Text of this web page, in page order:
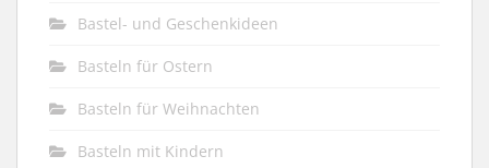
Bastel- und Geschenkideen
Basteln für Ostern
Basteln für Weihnachten
Basteln mit Kindern